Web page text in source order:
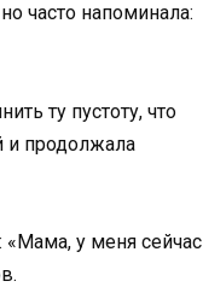
часто напоминала:
ту пустоту, что
и продолжала
«Мама, у меня сейчас